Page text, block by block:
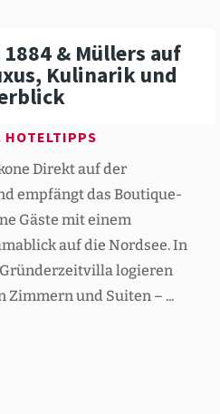
& Müllers auf
Kulinarik und
HOTELTIPPS
Direkt auf der
empfängt das Boutique-
Gäste mit einem
auf die Nordsee. In
logieren
Zimmern und Suiten – ...